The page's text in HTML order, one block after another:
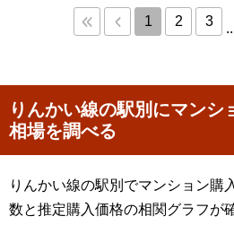
1 2 3
りんかい線の駅別にマンシ
相場を調べる
りんかい線の駅別でマンション購
数と推定購入価格の相関グラフが